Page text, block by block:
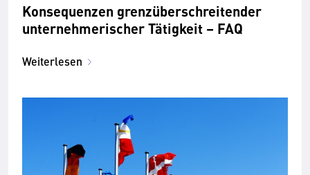
Konsequenzen grenz­über­schreitender
unter­nehmerischer Tätig­keit – FAQ­
Weiterlesen